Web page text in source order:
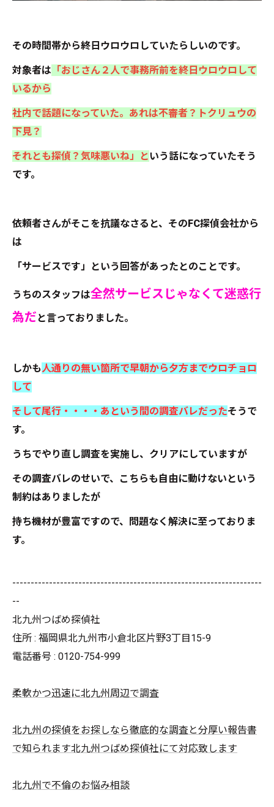
その時間帯から終日ウロウロしていたらしいのです。
対象者は 「おじさん２人で事務所前を終日ウロウロして
いるから
社内で話題になっていた。あれは不審者？トクリュウの
下見？
それとも探偵？気味悪いね」という話になっていたそう
です。
依頼者さんがそこを抗議なさると、そのFC探偵会社から
は
「サービスです」という回答があったとのことです。
うちのスタッフは全然サービスじゃなくて迷惑行
為だと言っておりました。
しかも人通りの無い箇所で早朝から夕方までウロチョロ
して
そして尾行・・・・あという間の調査バレだったそうで
す。
うちでやり直し調査を実施し、クリアにしていますが
その調査バレのせいで、こちらも自由に動けないという
制約はありましたが
持ち機材が豊富ですので、問題なく解決に至っておりま
す。
--------------------------------------------------------------------
--
北九州つばめ探偵社
住所 : 福岡県北九州市小倉北区片野3丁目15-9
電話番号 : 0120-754-999
柔軟かつ迅速に北九州周辺で調査
北九州の探偵をお探しなら徹底的な調査と分厚い報告書
で知られます北九州つばめ探偵社にて対応致します
北九州で不倫のお悩み相談